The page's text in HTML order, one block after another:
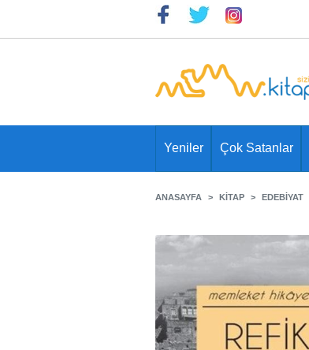
Yeniler Çok Satanlar
ANASAYFA KITAP EDEBIYAT